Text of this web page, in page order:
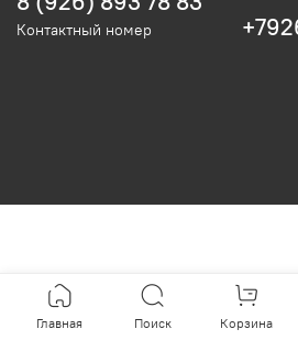
Контактный номер
Главная Поиск Корзина